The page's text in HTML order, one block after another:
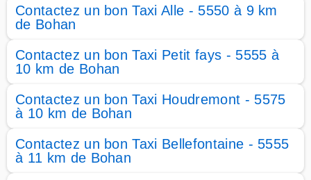
Contactez un bon Taxi Alle - 5550 à 9 km
de Bohan
Contactez un bon Taxi Petit fays - 5555 à
10 km de Bohan
Contactez un bon Taxi Houdremont - 5575
à 10 km de Bohan
Contactez un bon Taxi Bellefontaine - 5555
à 11 km de Bohan